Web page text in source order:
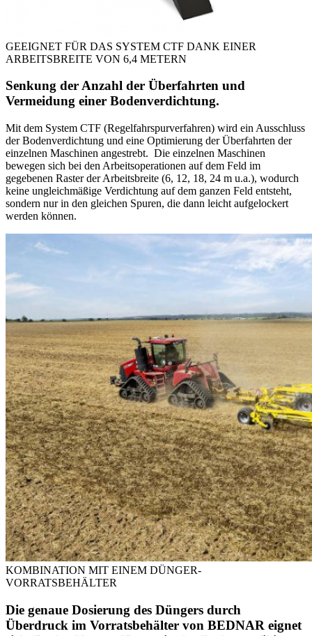
GEEIGNET FÜR DAS SYSTEM CTF DANK EINER
ARBEITSBREITE VON 6,4 METERN
Senkung der Anzahl der Überfahrten und
Vermeidung einer Bodenverdichtung.
Mit dem System CTF (Regelfahrspurverfahren) wird ein Ausschluss
der Bodenverdichtung und eine Optimierung der Überfahrten der
einzelnen Maschinen angestrebt. Die einzelnen Maschinen
bewegen sich bei den Arbeitsoperationen auf dem Feld im
gegebenen Raster der Arbeitsbreite (6, 12, 18, 24 m u.a.), wodurch
keine ungleichmäßige Verdichtung auf dem ganzen Feld entsteht,
sondern nur in den gleichen Spuren, die dann leicht aufgelockert
werden können.
KOMBINATION MIT EINEM DÜNGER-
VORRATSBEHÄLTER
Die genaue Dosierung des Düngers durch
Überdruck im Vorratsbehälter von BEDNAR eignet